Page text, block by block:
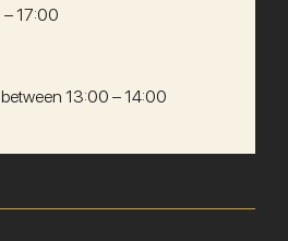
17:00
13:00 – 14:00